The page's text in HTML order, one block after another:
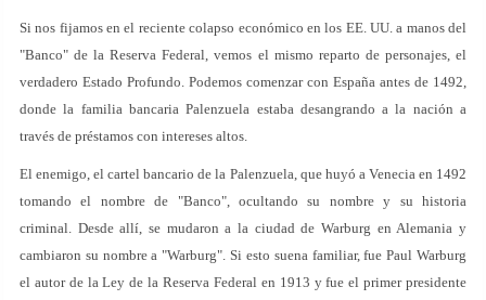
Si nos fijamos en el reciente colapso económico en los EE. UU. a manos del
"Banco" de la Reserva Federal, vemos el mismo reparto de personajes, el
verdadero Estado Profundo. Podemos comenzar con España antes de 1492,
donde la familia bancaria Palenzuela estaba desangrando a la nación a
través de préstamos con intereses altos.
El enemigo, el cartel bancario de la Palenzuela, que huyó a Venecia en 1492
tomando el nombre de "Banco", ocultando su nombre y su historia
criminal. Desde allí, se mudaron a la ciudad de Warburg en Alemania y
cambiaron su nombre a "Warburg". Si esto suena familiar, fue Paul Warburg
el autor de la Ley de la Reserva Federal en 1913 y fue el primer presidente